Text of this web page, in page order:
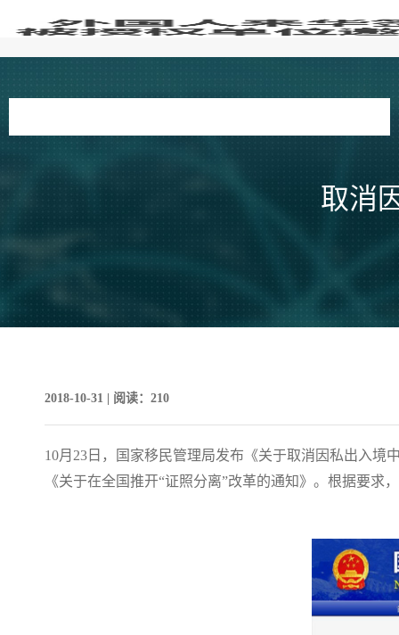
取消
2018-10-31 | 阅读：210
10月23日，国家移民管理局发布《关于取消因私出入境
《关于在全国推开“证照分离”改革的通知》。根据要求